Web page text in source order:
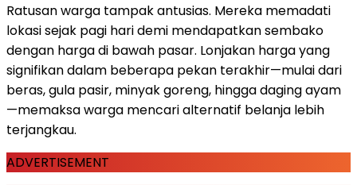
Ratusan warga tampak antusias. Mereka memadati
lokasi sejak pagi hari demi mendapatkan sembako
dengan harga di bawah pasar. Lonjakan harga yang
signifikan dalam beberapa pekan terakhir—mulai dari
beras, gula pasir, minyak goreng, hingga daging ayam
—memaksa warga mencari alternatif belanja lebih
terjangkau.
ADVERTISEMENT